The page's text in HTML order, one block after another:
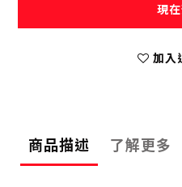
現
加入
商品描述 了解更多